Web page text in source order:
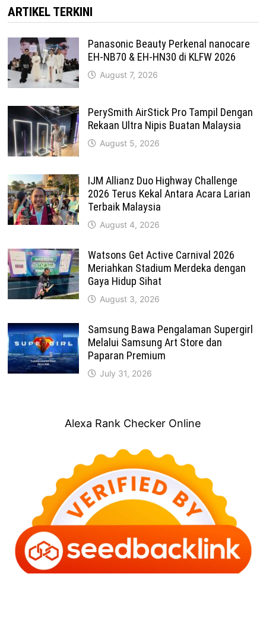
ARTIKEL TERKINI
Panasonic Beauty Perkenal nanocare
EH-NB70 & EH-HN30 di KLFW 2026
August 7, 2026
PerySmith AirStick Pro Tampil Dengan
Rekaan Ultra Nipis Buatan Malaysia
August 5, 2026
IJM Allianz Duo Highway Challenge
2026 Terus Kekal Antara Acara Larian
Terbaik Malaysia
August 4, 2026
Watsons Get Active Carnival 2026
Meriahkan Stadium Merdeka dengan
Gaya Hidup Sihat
August 3, 2026
Samsung Bawa Pengalaman Supergirl
Melalui Samsung Art Store dan
Paparan Premium
July 31, 2026
Alexa Rank Checker Online